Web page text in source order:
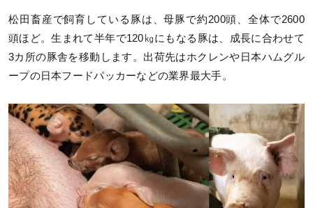
松田畜産で飼育している豚は、母豚で約200頭、全体で2600
頭ほど。生まれて半年で120㎏にもなる豚は、成長に合わせて
3カ所の豚舎を移動します。出荷先はホクレンや日本ハムグル
ープの日本フードパッカーなどの業界最大手。